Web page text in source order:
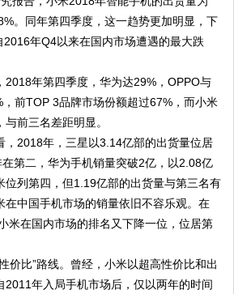
。同年第四季度，这一趋势更加明显，下
年Q4以来在国内市场遭遇的最大跌
2018年第四季度，华为达29%，OPPO与
前TOP 3品牌市场份额超过67%，而小米
前三名差距明显。
，2018年，三星以3.14亿部的出货量位居
第二，华为手机销量突破2亿，以2.08亿
位列第四，但1.19亿部的出货量与第三名有
在中国手机市场的销量依旧不容乐观。在
米在国内市场的排名又下降一位，位居第
价比”路线。曾经，小米以超高性价比和出
2011年入局手机市场后，仅以两年的时间